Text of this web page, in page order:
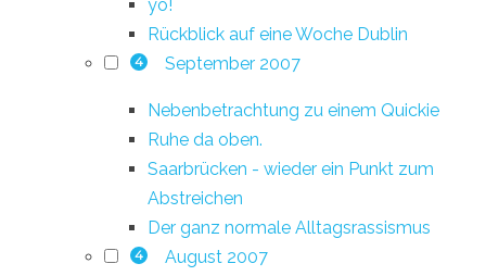
yo!
Rückblick auf eine Woche Dublin
4 September 2007
Nebenbetrachtung zu einem Quickie
Ruhe da oben.
Saarbrücken - wieder ein Punkt zum
Abstreichen
Der ganz normale Alltagsrassismus
4 August 2007